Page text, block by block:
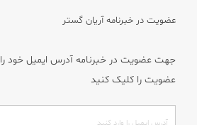
عضویت در خبرنامه آریان گستر
جهت عضویت در خبرنامه آدرس ایمیل خود را
عضویت را کلیک کنید